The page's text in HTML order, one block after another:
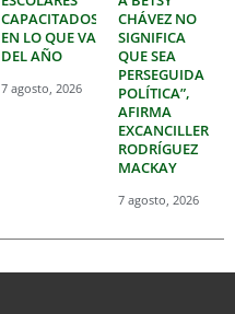
CAPACITADOS
EN LO QUE VA
DEL AÑO
7 agosto, 2026
CHÁVEZ NO
SIGNIFICA
QUE SEA
PERSEGUIDA
POLÍTICA”,
AFIRMA
EXCANCILLER
RODRÍGUEZ
MACKAY
7 agosto, 2026